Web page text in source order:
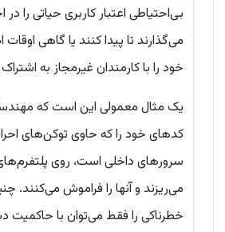
بی‌احتیاطی اعتبار کاربری حیاتی را در
می‌گذارند تا پیدا کنند یا گاهی
خود را با کارمندان غیرمجاز به
کدهای خود را که حاوی توکن‌های
می‌ریزند و آنها را فراموش می‌کنند.
خطرناکی را فقط می‌توان با حاکمیت